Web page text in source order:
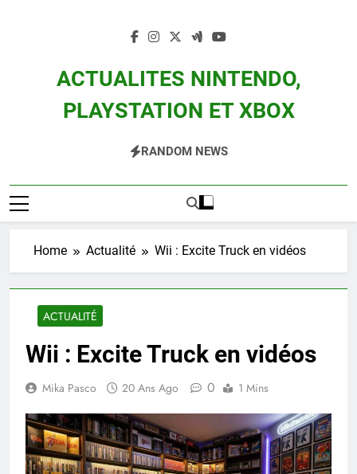
ACTUALITES NINTENDO,
PLAYSTATION ET XBOX
Zelda, Splatoon, Pokemon Entre Autres
RANDOM NEWS
Home Actualité Wii : Excite Truck en vidéos
ACTUALITÉ
Wii : Excite Truck en vidéos
Mika Pasco 20 Ans Ago 0 1 Mins